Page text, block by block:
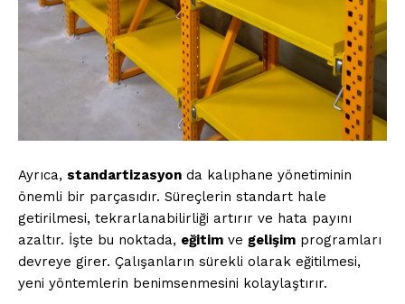
Ayrıca, standartizasyon da kalıphane yönetiminin
önemli bir parçasıdır. Süreçlerin standart hale
getirilmesi, tekrarlanabilirliği artırır ve hata payını
azaltır. İşte bu noktada, eğitim ve gelişim programları
devreye girer. Çalışanların sürekli olarak eğitilmesi,
yeni yöntemlerin benimsenmesini kolaylaştırır.